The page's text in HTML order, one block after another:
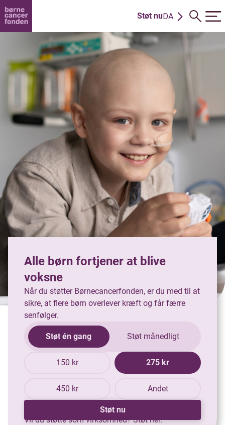
Støt nuDA
Alle børn fortjener at blive
voksne
Når du støtter Børnecancerfonden, er du med til at
sikre, at flere børn overlever kræft og får færre
senfølger.
Støt én gang Støt månedligt
150 kr 275 kr
450 kr Andet
Støt nu
Vil du støtte som virksomhed?Støt her.